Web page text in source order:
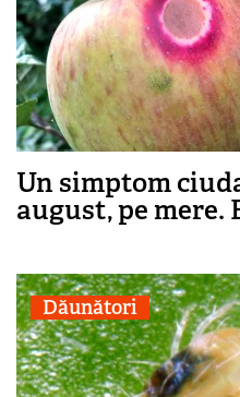
Un simptom
august, pe
Dăunători